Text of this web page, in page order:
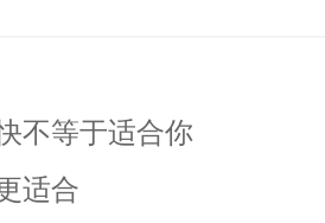
不等于适合你
适合